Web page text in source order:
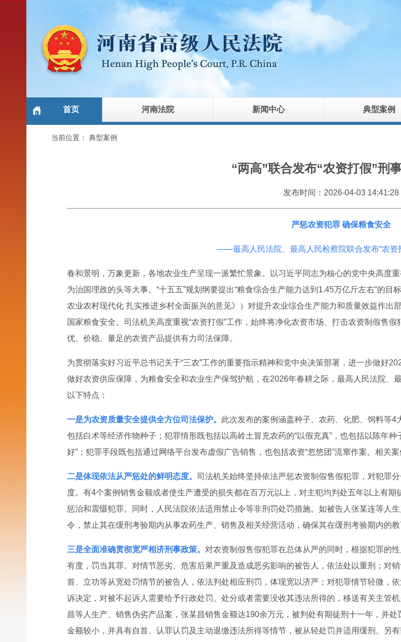
首页 河南法院 新闻中心 典型案例
当前位置： 典型案例
“两高”联合发布“农资打假”刑
发布时间：2026-04-03 14:41:28
严惩农资犯罪 确保粮食安全
——最高人民法院、最高人民检察院联合发布“农资
春和景明，万象更新，各地农业生产呈现一派繁忙景象。以习近平同志为核心的党中央高度
为治国理政的头等大事。“十五五”规划纲要提出“粮食综合生产能力达到1.45万亿斤左右”的
农业农村现代化 扎实推进乡村全面振兴的意见》）对提升农业综合生产能力和质量效益作出
国家粮食安全。司法机关高度重视“农资打假”工作，始终将净化农资市场、打击农资制假售
优、价稳、量足的农资产品提供有力司法保障。
为贯彻落实好习近平总书记关于“三农”工作的重要指示精神和党中央决策部署，进一步做好
做好农资供应保障，为粮食安全和农业生产保驾护航，在2026年春耕之际，最高人民法院、
以下特点：
一是为农资质量安全提供全方位司法保护。 此次发布的案例涵盖种子、农药、化肥、饲料等
包括白术等经济作物种子；犯罪情形既包括以高岭土冒充农药的“以假充真”，也包括以陈年
好”；犯罪手段既包括通过网络平台发布虚假广告销售，也包括农资“忽悠团”流窜作案。相关
二是体现依法从严惩处的鲜明态度。 司法机关始终坚持依法严惩农资制假售假犯罪，对犯罪
度。有4个案例销售金额或者使生产遭受的损失都在百万元以上，对主犯均判处五年以上有
惩治和震慑犯罪。同时，人民法院依法适用禁止令等非刑罚处罚措施。如被告人张某连等人
令，禁止其在缓刑考验期内从事农药生产、销售及相关经营活动，确保其在缓刑考验期内的
三是全面准确贯彻宽严相济刑事政策。 对农资制假售假犯罪在总体从严的同时，根据犯罪的
有度，罚当其罪。对情节恶劣、危害后果严重及造成恶劣影响的被告人，依法处以重刑；对
首、立功等从宽处罚情节的被告人，依法判处相应刑罚，体现宽以济严；对犯罪情节轻微，
诉决定，对被不起诉人需要给予行政处罚、处分或者需要没收其违法所得的，移送有关主管
昌等人生产、销售伪劣产品案，张某昌销售金额达190余万元，被判处有期徒刑十一年，并
金额较小，并具有自首、认罪认罚及主动退缴违法所得等情节，被从轻处罚并适用缓刑。另